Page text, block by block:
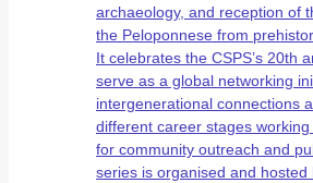
archaeology, and reception of
the Peloponnese from
It celebrates the CSPS’s 20th
serve as a global networking
intergenerational connections
different career stages
for community outreach and
series is organised and hosted